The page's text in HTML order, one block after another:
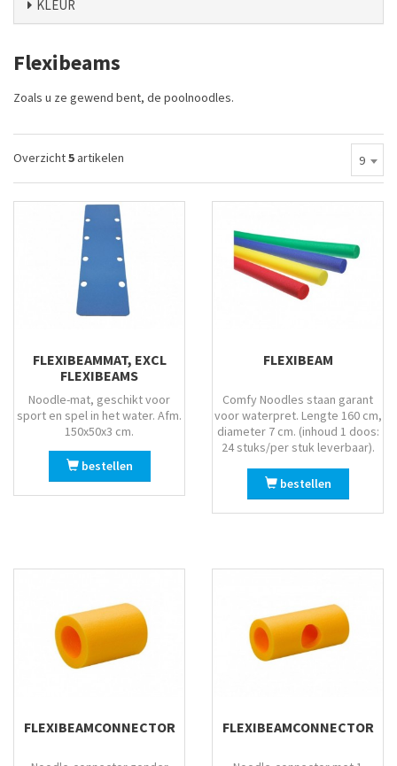
KLEUR
Flexibeams
Zoals u ze gewend bent, de poolnoodles.
Overzicht5 artikelen 9
FLEXIBEAMMAT, EXCL
FLEXIBEAMS
Noodle-mat, geschikt voor
sport en spel in het water. Afm.
150x50x3 cm.
bestellen
FLEXIBEAM
Comfy Noodles staan garant
voor waterpret. Lengte 160 cm,
diameter 7 cm. (inhoud 1 doos:
24 stuks/per stuk leverbaar).
bestellen
FLEXIBEAMCONNECTOR FLEXIBEAMCONNECTOR